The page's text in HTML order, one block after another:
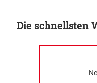
Die schnellsten